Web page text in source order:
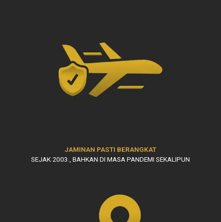
JAMINAN PASTI BERANGKAT
SEJAK 2003., BAHKAN DI MASA PANDEMI SEKALIPUN